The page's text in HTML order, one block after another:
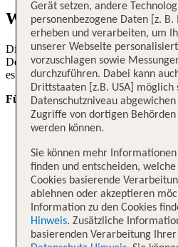
Web Check-in / Online
Diese Informationen gelten für alle
Deutschland, ROBINSON und
es abweichende Regelungen geben.
Für Buchungen mit Airline Code
Der Online Check-in ist ab 3
Check-in bitte die TUI
Nachnamen eingeben. Von dort
die Webseite von Pegasus und
Wichtige Info: Falls Sie die
vervollständigen Sie die
angezeigt bekommen, können
wählen Sie die Option „Ich
Gerät setzen, andere
personenbezogene Daten [z. B.
erheben und verarbeiten, um
unserer Webseite
vorzuschlagen sowie
durchzuführen. Dabei kann
Drittstaaten [z.B. USA] möglich
Datenschutzniveau
Zugriffe von dortigen Behörden
werden können.
Sie können mehr
finden und entscheiden,
Cookies basierende
ablehnen oder akzeptieren
Information zu den Cookies
Hinweis. Zusätzliche
basierenden Verarbeitung